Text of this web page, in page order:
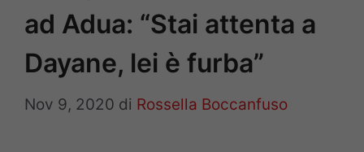
ad Adua: “Stai attenta a
Dayane, lei è furba”
Nov 9, 2020 di Rossella Boccanfuso